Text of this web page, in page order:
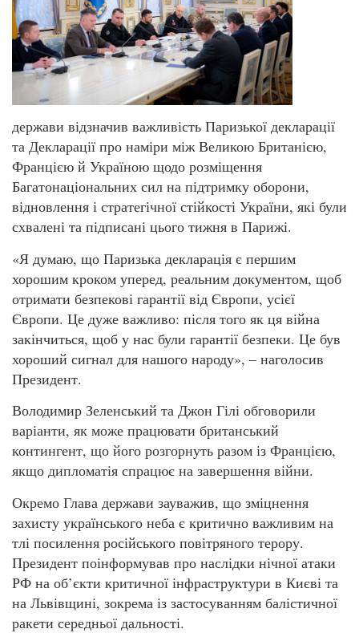
держави відзначив важливість Паризької декларації
та Декларації про наміри між Великою Британією,
Францією й Україною щодо розміщення
Багатонаціональних сил на підтримку оборони,
відновлення і стратегічної стійкості України, які були
схвалені та підписані цього тижня в Парижі.
«Я думаю, що Паризька декларація є першим
хорошим кроком уперед, реальним документом, щоб
отримати безпекові гарантії від Європи, усієї
Європи. Це дуже важливо: після того як ця війна
закінчиться, щоб у нас були гарантії безпеки. Це був
хороший сигнал для нашого народу», – наголосив
Президент.
Володимир Зеленський та Джон Гілі обговорили
варіанти, як може працювати британський
контингент, що його розгорнуть разом із Францією,
якщо дипломатія спрацює на завершення війни.
Окремо Глава держави зауважив, що зміцнення
захисту українського неба є критично важливим на
тлі посилення російського повітряного терору.
Президент поінформував про наслідки нічної атаки
РФ на об’єкти критичної інфраструктури в Києві та
на Львівщині, зокрема із застосуванням балістичної
ракети середньої дальності.